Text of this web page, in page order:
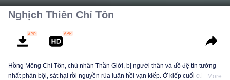
Nghịch Thiên Chí Tôn
Hồng Mông Chí Tôn, chủ nhân Thần Giới, bị người thân và đồ đệ tin tưởng
nhất phản bội, sát hại rồi nguyền rủa luân hồi vạn kiếp. Ở kiếp cuối cùng,More